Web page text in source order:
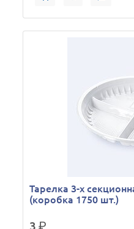
Тарелка 3-х
(коробка 1750 шт.)
3р.